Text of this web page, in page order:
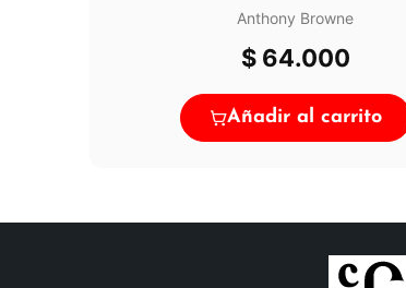
Anthony Browne
$64.000
Añadir al carrito